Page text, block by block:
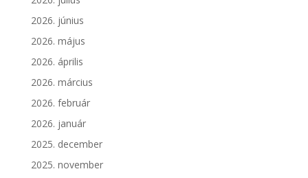
2026. június
2026. május
2026. április
2026. március
2026. február
2026. január
2025. december
2025. november